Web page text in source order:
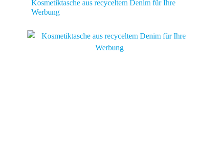
Kosmetiktasche aus recyceltem Denim für Ihre
Werbung